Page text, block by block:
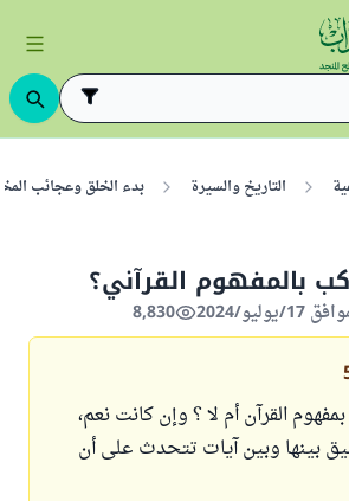
التاريخ والسيرة بدء الخلق وعجائب
بالمفهوم القرآني؟
8,830
القرآن أم لا ؟ وإن كانت نعم،
بينها وبين آيات تتحدث على أن